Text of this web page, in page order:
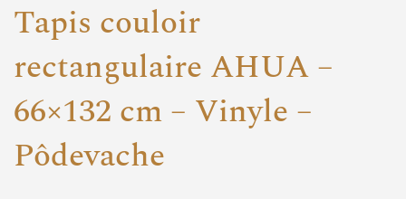
Tapis couloir
rectangulaire AHUA –
66×132 cm – Vinyle –
Pôdevache